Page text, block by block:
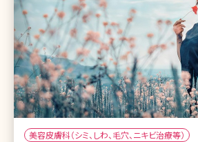
美容皮膚科（シミ、しわ、毛穴、ニキビ治療等）